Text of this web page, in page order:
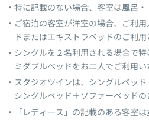
特に記載のない場合、客室は風呂・
ご宿泊の客室が洋室の場合、ご利
ドまたはエキストラベッドのご利用
シングルを２名利用される場合で
ミダブルベッドをお二人でご利用い
スタジオツインは、シングルベッ
シングルベッド＋ソファーベッドの
「レディース」の記載のある客室